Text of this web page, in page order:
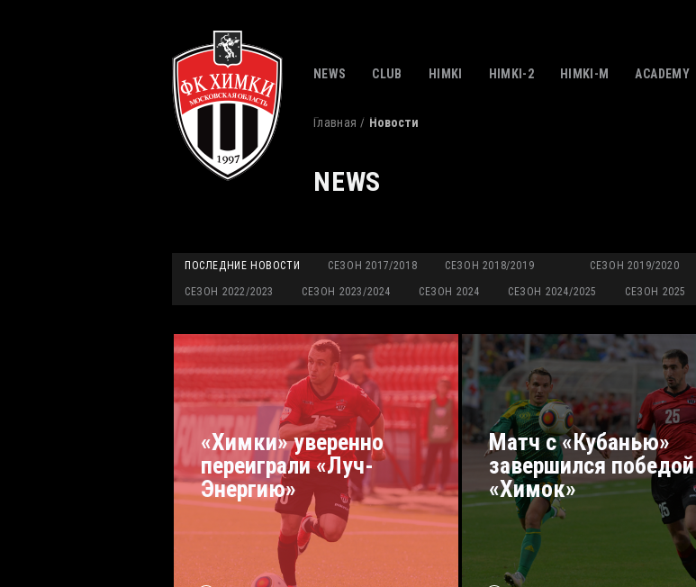
NEWS CLUB HIMKI HIMKI-2 HIMKI-M ACADEMY
Главная Новости
NEWS
ПОСЛЕДНИЕ НОВОСТИ СЕЗОН 2017/2018 СЕЗОН 2018/2019 СЕЗОН 2019/2020
СЕЗОН 2022/2023 СЕЗОН 2023/2024 СЕЗОН 2024 СЕЗОН 2024/2025 СЕЗОН 2025
«Химки» уверенно
переиграли «Луч-
Энергию»
Матч с «Кубанью»
завершился победой
«Химок»